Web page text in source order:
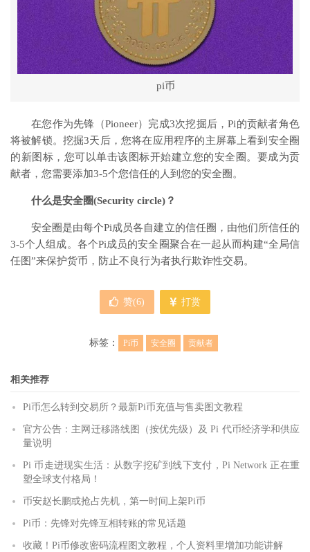
pi币
在您作为先锋（Pioneer）完成3次挖掘后，Pi的贡献者角色
将被解锁。挖掘3天后，您将在应用程序的主屏幕上看到安全圈
的新图标，您可以单击该图标开始建立您的安全圈。要成为贡
献者，您需要添加3-5个您信任的人到您的安全圈。
什么是安全圈(Security circle)？
安全圈是由每个Pi成员各自建立的信任圈，由他们所信任的
3-5个人组成。各个Pi成员的安全圈聚合在一起从而构建“全局信
任图”来保护货币，防止不良行为者执行欺诈性交易。
赞(6) 打赏
标签： Pi币 安全圈 贡献者
相关推荐
Pi币怎么转到交易所？最新Pi币充值与售卖图文教程
官方公告：主网迁移路线图（按优先级）及 Pi 代币经济学和供应
量说明
Pi 币走进现实生活：从数字挖矿到线下支付，Pi Network 正在重
塑全球支付格局！
币安赵长鹏或抢占先机，第一时间上架Pi币
Pi币：先锋对先锋互相转账的常见话题
收藏！Pi币修改密码流程图文教程，个人资料里增加功能讲解